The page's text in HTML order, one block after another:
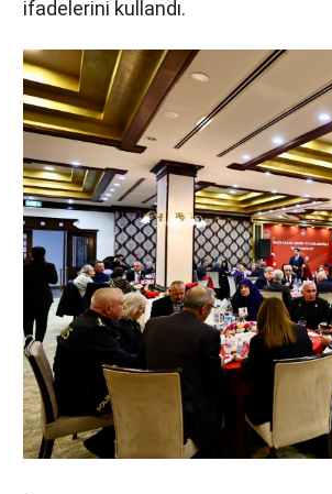
ifadelerini kullandı.